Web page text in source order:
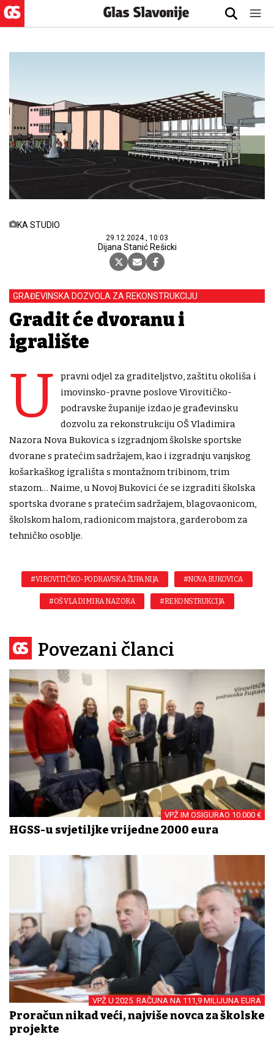
KA STUDIO
29.12.2024., 10:03
Dijana Stanić Rešicki
GRAĐEVINSKA DOZVOLA ZA REKONSTRUKCIJU
Gradit će dvoranu i
igralište
U
pravni odjel za graditeljstvo, zaštitu okoliša i
imovinsko-pravne poslove Virovitičko-
podravske županije izdao je građevinsku
dozvolu za rekonstrukciju OŠ Vladimira
Nazora Nova Bukovica s izgradnjom školske sportske
dvorane s pratećim sadržajem, kao i izgradnju vanjskog
košarkaškog igrališta s montažnom tribinom, trim
stazom… Naime, u Novoj Bukovici će se izgraditi školska
sportska dvorane s pratećim sadržajem, blagovaonicom,
školskom halom, radionicom majstora, garderobom za
tehničko osoblje.
#VIROVITIČKO-PODRAVSKA ŽUPANIJA #NOVA BUKOVICA
#OŠ VLADIMIRA NAZORA #REKONSTRUKCIJA
Povezani članci
VPŽ IM OSIGURAO 10.000 €
HGSS-u svjetiljke vrijedne 2000 eura
VPŽ U 2025. RAČUNA NA 111,9 MILIJUNA EURA
Proračun nikad veći, najviše novca za školske
projekte